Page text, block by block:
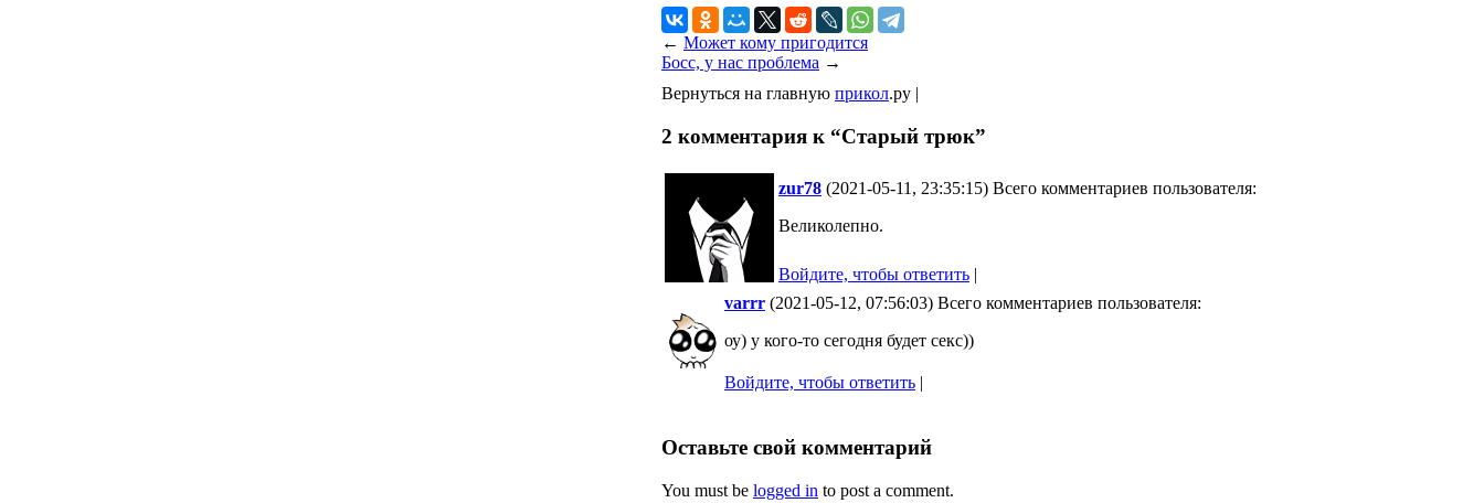
← Может кому пригодится
Босс, у нас проблема →
Вернуться на главную прикол.ру |
2 комментария к “Старый трюк”
zur78 (2021-05-11, 23:35:15) Всего комментариев пользователя:
Великолепно.
Войдите, чтобы ответить |
varrr (2021-05-12, 07:56:03) Всего комментариев пользователя:
оу) у кого-то сегодня будет секс))
Войдите, чтобы ответить |
Оставьте свой комментарий
You must be logged in to post a comment.